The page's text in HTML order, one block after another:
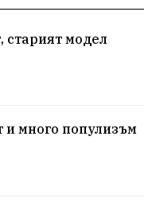
парк
Сметища
старият модел
и много популизъм